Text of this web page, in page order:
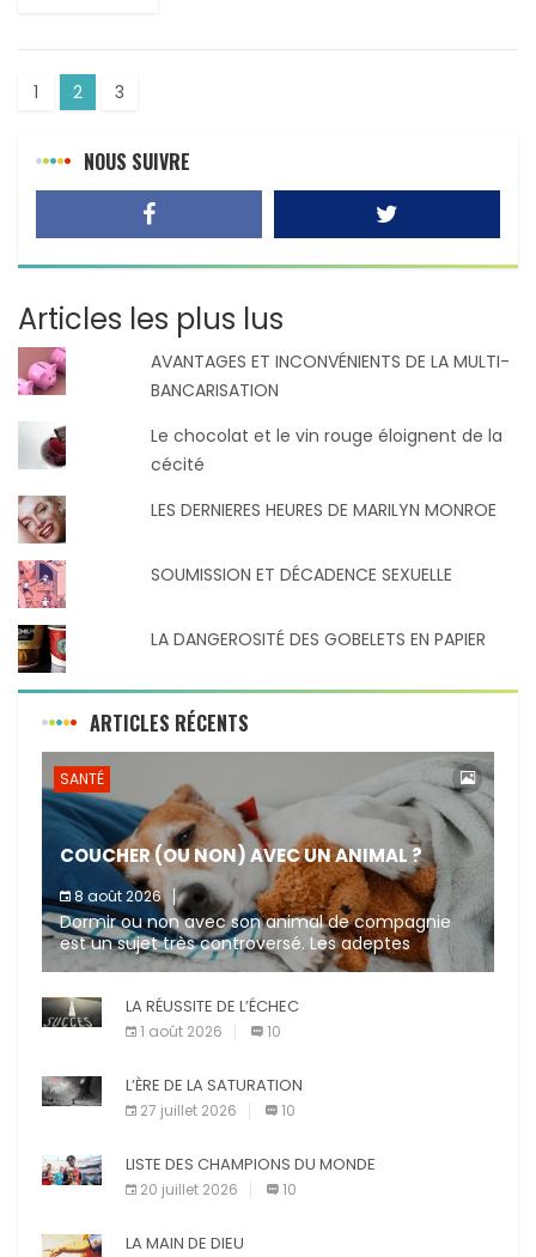
1 2 3
NOUS SUIVRE
Articles les plus lus
AVANTAGES ET INCONVÉNIENTS DE LA MULTI-
BANCARISATION
Le chocolat et le vin rouge éloignent de la
cécité
LES DERNIERES HEURES DE MARILYN MONROE
SOUMISSION ET DÉCADENCE SEXUELLE
LA DANGEROSITÉ DES GOBELETS EN PAPIER
ARTICLES RÉCENTS
SANTÉ
COUCHER (OU NON) AVEC UN ANIMAL ?
8 août 2026
Dormir ou non avec son animal de compagnie
est un sujet très controversé. Les adeptes
affirment que la présence de leur compagnon à
LA RÉUSSITE DE L’ÉCHEC
1 août 2026 10
L’ÈRE DE LA SATURATION
27 juillet 2026 10
LISTE DES CHAMPIONS DU MONDE
20 juillet 2026 10
LA MAIN DE DIEU